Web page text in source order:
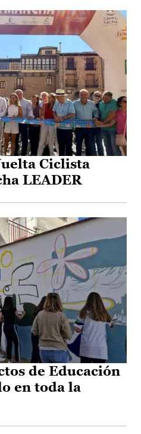
Ciclista
LEADER
de Educación
en toda la